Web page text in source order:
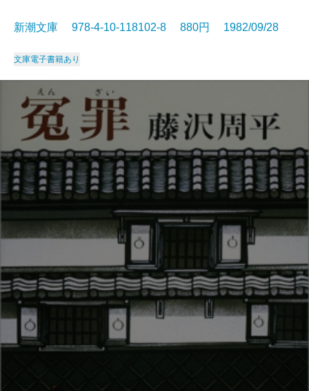
新潮文庫 978-4-10-118102-8 880円 1982/09/28
文庫電子書籍あり